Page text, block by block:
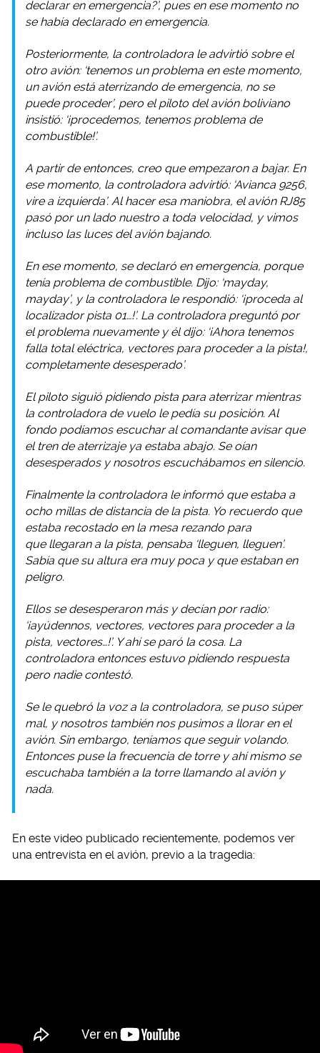
declarar en emergencia?’, pues en ese momento no
se había declarado en emergencia.
Posteriormente, la controladora le advirtió sobre el
otro avión: ‘tenemos un problema en este momento,
un avión está aterrizando de emergencia, no se
puede proceder’, pero el piloto del avión boliviano
insistió: ‘¡procedemos, tenemos problema de
combustible!’.
A partir de entonces, creo que empezaron a bajar. En
ese momento, la controladora advirtió: ‘Avianca 9256,
vire a izquierda’. Al hacer esa maniobra, el avión RJ85
pasó por un lado nuestro a toda velocidad, y vimos
incluso las luces del avión bajando.
En ese momento, se declaró en emergencia, porque
tenía problema de combustible. Dijo: ‘mayday,
mayday’, y la controladora le respondió: ‘¡proceda al
localizador pista 01…!’. La controladora preguntó por
el problema nuevamente y él dijo: ‘¡Ahora tenemos
falla total eléctrica, vectores para proceder a la pista!,
completamente desesperado’.
El piloto siguió pidiendo pista para aterrizar mientras
la controladora de vuelo le pedía su posición. Al
fondo podíamos escuchar al comandante avisar que
el tren de aterrizaje ya estaba abajo. Se oían
desesperados y nosotros escuchábamos en silencio.
Finalmente la controladora le informó que estaba a
ocho millas de distancia de la pista. Yo recuerdo que
estaba recostado en la mesa rezando para
que llegaran a la pista, pensaba ‘lleguen, lleguen’.
Sabía que su altura era muy poca y que estaban en
peligro.
Ellos se desesperaron más y decían por radio:
‘¡ayúdennos, vectores, vectores para proceder a la
pista, vectores…!’. Y ahí se paró la cosa. La
controladora entonces estuvo pidiendo respuesta
pero nadie contestó.
Se le quebró la voz a la controladora, se puso súper
mal, y nosotros también nos pusimos a llorar en el
avión. Sin embargo, teníamos que seguir volando.
Entonces puse la frecuencia de torre y ahí mismo se
escuchaba también a la torre llamando al avión y
nada.
En este video publicado recientemente, podemos ver
una entrevista en el avión, previo a la tragedia: